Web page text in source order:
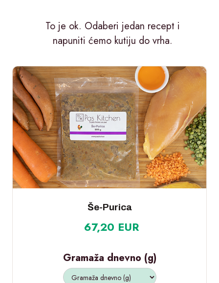
To je ok. Odaberi jedan recept i
napuniti ćemo kutiju do vrha.
Še-Purica
67,20 EUR
Gramaža dnevno (g)